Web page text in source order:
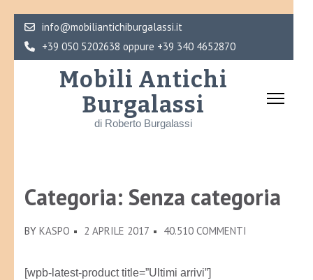
Skip
content
info@mobiliantichiburgalassi.it
+39 050 5202638 oppure +39 340 4652870
Mobili Antichi
Burgalassi
di Roberto Burgalassi
Categoria: Senza categoria
BY KASPO 2 APRILE 2017 40.510 COMMENTI
[wpb-latest-product title=”Ultimi arrivi”]